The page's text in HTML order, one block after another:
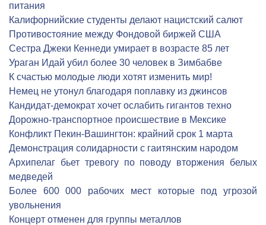
питания
Калифорнийские студенты делают нацистский салют
Противостояние между Фондовой биржей США
Сестра Джеки Кеннеди умирает в возрасте 85 лет
Ураган Идай убил более 30 человек в Зимбабве
К счастью молодые люди хотят изменить мир!
Немец не утонул благодаря поплавку из джинсов
Кандидат-демократ хочет ослабить гигантов техно
Дорожно-транспортное происшествие в Мексике
Конфликт Пекин-Вашингтон: крайний срок 1 марта
Демонстрация солидарности с гаитянским народом
Архипелаг бьет тревогу по поводу вторжения белых
медведей
Более 600 000 рабочих мест которые под угрозой
увольнения
Концерт отменен для группы металлов